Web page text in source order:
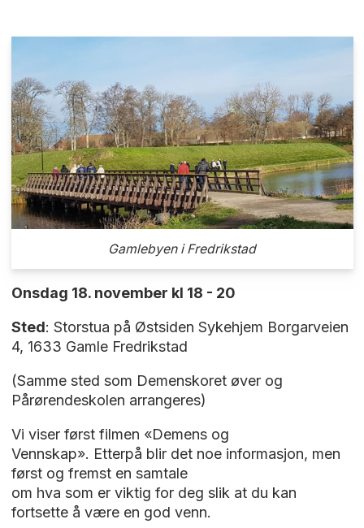
Gamlebyen i Fredrikstad
Onsdag 18. november kl 18 - 20
Sted: Storstua på Østsiden Sykehjem Borgarveien
4, 1633 Gamle Fredrikstad
(Samme sted som Demenskoret øver og
Pårørendeskolen arrangeres)
Vi viser først filmen «Demens og
Vennskap». Etterpå blir det noe informasjon, men
først og fremst en samtale
om hva som er viktig for deg slik at du kan
fortsette å være en god venn.